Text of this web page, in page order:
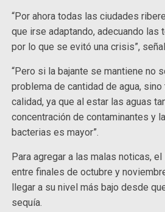
“Por ahora todas las ciudades
que irse adaptando, adecuando las
por lo que se evitó una crisis”,
“Pero si la bajante se mantiene no
problema de cantidad de agua, sino
calidad, ya que al estar las aguas
concentración de contaminantes y
bacterias es mayor”.
Para agregar a las malas noticas,
entre finales de octubre y
llegar a su nivel más bajo desde
sequía.